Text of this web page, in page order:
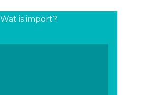
Wat is import?